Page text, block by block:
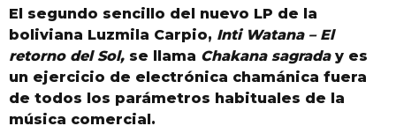
El segundo sencillo del nuevo LP de la
boliviana Luzmila Carpio, Inti Watana – El
retorno del Sol, se llama Chakana sagraday es
un ejercicio de electrónica chamánica fuera
de todos los parámetros habituales de la
música comercial.